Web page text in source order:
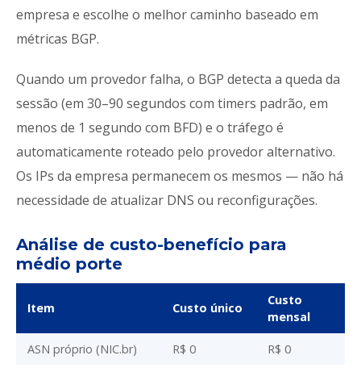
empresa e escolhe o melhor caminho baseado em
métricas BGP.
Quando um provedor falha, o BGP detecta a queda da
sessão (em 30–90 segundos com timers padrão, em
menos de 1 segundo com BFD) e o tráfego é
automaticamente roteado pelo provedor alternativo.
Os IPs da empresa permanecem os mesmos — não há
necessidade de atualizar DNS ou reconfigurações.
Análise de custo-benefício para
médio porte
Item Custo único
Custo
mensal
ASN próprio (NIC.br) R$ 0 R$ 0